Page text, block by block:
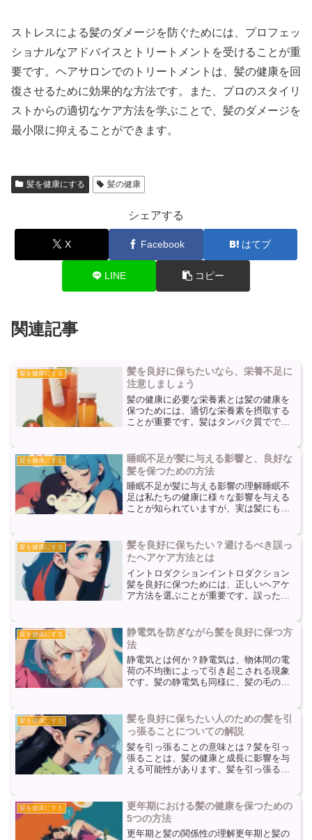
ストレスによる髪のダメージを防ぐためには、プロフェッ
ショナルなアドバイスとトリートメントを受けることが重
要です。ヘアサロンでのトリートメントは、髪の健康を回
復させるために効果的な方法です。また、プロのスタイリ
ストからの適切なケア方法を学ぶことで、髪のダメージを
最小限に抑えることができます。
髪を健康にする 髪の健康
シェアする
X Facebook はてブ
LINE コピー
関連記事
髪を健康にする
髪を良好に保ちたいなら、栄養不足に
注意しましょう
髪の健康に必要な栄養素とは髪の健康を
保つためには、適切な栄養素を摂取する
ことが重要です。髪はタンパク質ででき
す。そのため、タンパク質を豊富に含む
食品を食べることが大切です...
髪を健康にする
睡眠不足が髪に与える影響と、良好な
髪を保つための方法
睡眠不足が髪に与える影響の理解睡眠不
足は私たちの健康に様々な影響を与える
ことが知られていますが、実は髪にも悪
供給が減少し、髪の状態が悪化すること
があります。睡眠不足によ...
髪を健康にする
髪を良好に保ちたい？避けるべき誤っ
たヘアケア方法とは
イントロダクションイントロダクション
髪を良好に保つためには、正しいヘアケ
ア方法を選ぶことが重要です。誤ったヘ
します。この記事では、髪を良好に保つ
ために避けるべき誤ったヘア...
髪を健康にする
静電気を防ぎながら髪を良好に保つ方
法
静電気とは何か？静電気は、物体間の電
荷の不均衡によって引き起こされる現象
です。髪の静電気も同様に、髪の毛の間
や摩擦が増加すると、静電気が発生しや
すくなります。髪の静電気...
髪を健康にする
髪を良好に保ちたい人のための髪を引
っ張ることについての解説
髪を引っ張ることの意味とは？髪を引っ
張ることは、髪の健康と成長に影響を与
える可能性があります。髪を引っ張るこ
髪の成長が妨げられる可能性がありま
す。また、髪を引っ張ること...
髪を健康にする
更年期における髪の健康を保つための
5つの方法
更年期と髪の関係性の理解更年期と髪の